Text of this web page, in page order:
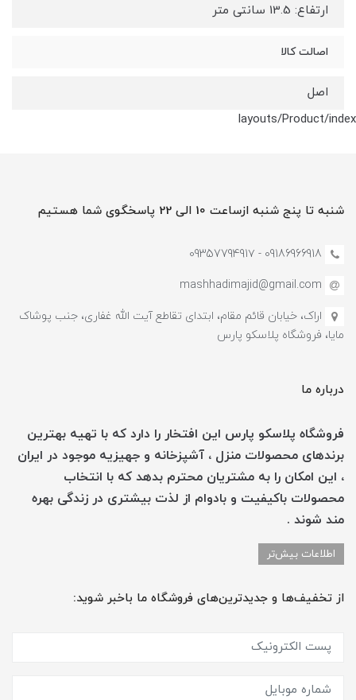
ارتفاع: 13.5 سانتی متر
اصالت کالا
اصل
layouts/Product/index
شنبه تا پنج شنبه ازساعت 10 الی 22 پاسخگوی شما هستیم
09186966918 - 0935779491۷
mashhadimajid@gmail.com
اراک، خیابان قائم مقام، ابتدای تقاطع آیت الله غفاری، جنب پوشاک
مایا، فروشگاه پلاسکو پارس
درباره ما
فروشگاه پلاسکو پارس این افتخار را دارد که با تهیه بهترین
برندهای محصولات منزل ، آشپزخانه و جهیزیه موجود در ایران
، این امکان را به مشتریان محترم بدهد که با انتخاب
محصولات باکیفیت و بادوام از لذت بیشتری در زندگی بهره
مند شوند .
اطلاعات بیش‌تر
از تخفیف‌ها و جدیدترین‌های فروشگاه ما باخبر شوید: